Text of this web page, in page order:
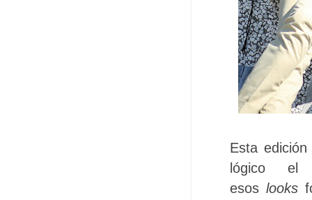
Esta
lógico el
esos looks